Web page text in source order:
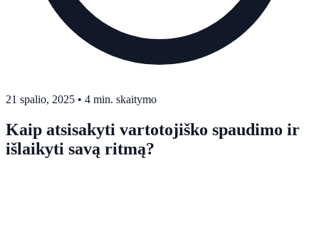
21 spalio, 2025 • 4 min. skaitymo
Kaip atsisakyti vartotojiško spaudimo ir
išlaikyti savą ritmą?